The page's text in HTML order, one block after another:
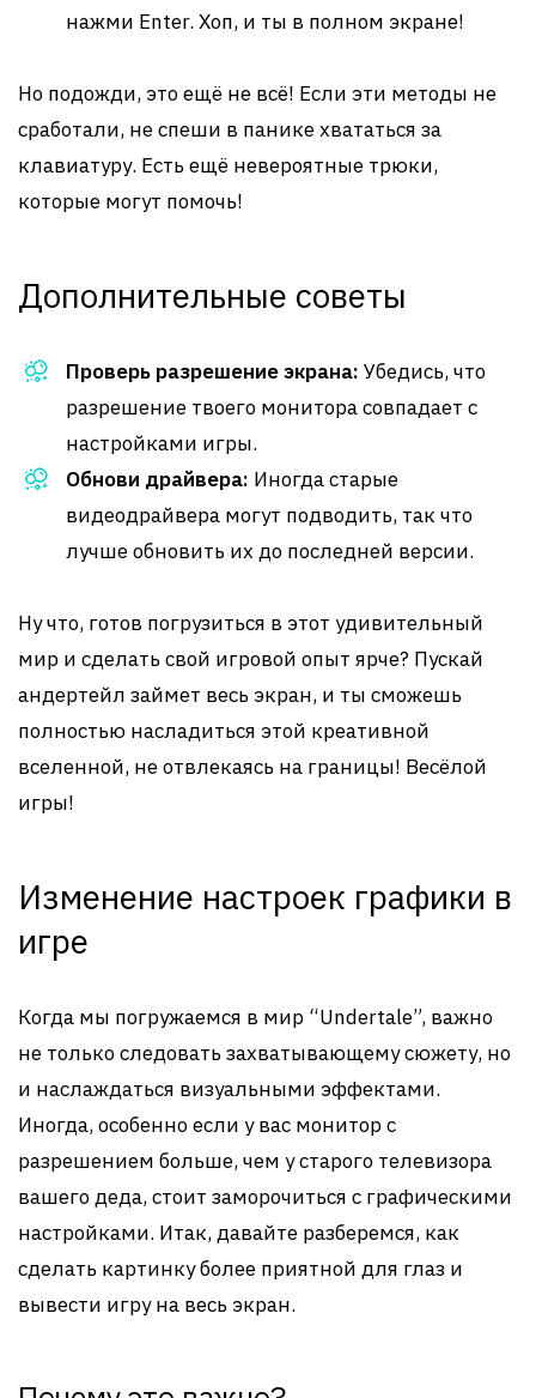
нажми Enter. Хоп, и ты в полном экране!
Но подожди, это ещё не всё! Если эти методы не
сработали, не спеши в панике хвататься за
клавиатуру. Есть ещё невероятные трюки,
которые могут помочь!
Дополнительные советы
Проверь разрешение экрана: Убедись, что
разрешение твоего монитора совпадает с
настройками игры.
Обнови драйвера: Иногда старые
видеодрайвера могут подводить, так что
лучше обновить их до последней версии.
Ну что, готов погрузиться в этот удивительный
мир и сделать свой игровой опыт ярче? Пускай
андертейл займет весь экран, и ты сможешь
полностью насладиться этой креативной
вселенной, не отвлекаясь на границы! Весёлой
игры!
Изменение настроек графики в
игре
Когда мы погружаемся в мир “Undertale”, важно
не только следовать захватывающему сюжету, но
и наслаждаться визуальными эффектами.
Иногда, особенно если у вас монитор с
разрешением больше, чем у старого телевизора
вашего деда, стоит заморочиться с графическими
настройками. Итак, давайте разберемся, как
сделать картинку более приятной для глаз и
вывести игру на весь экран.